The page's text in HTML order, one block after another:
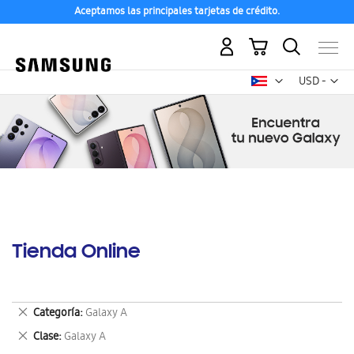
Aceptamos las principales tarjetas de crédito.
USD -
dólar
Mi carrito
Tienda Online
Categoría Galaxy A
Eliminar
este
artículo
Clase Galaxy A
Eliminar